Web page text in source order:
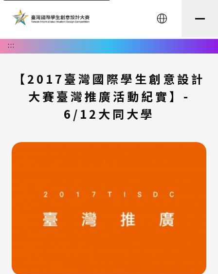
English
:::
【2017臺灣國際學生創意設計
大賽臺灣推廣活動紀實】-
6/12大同大學